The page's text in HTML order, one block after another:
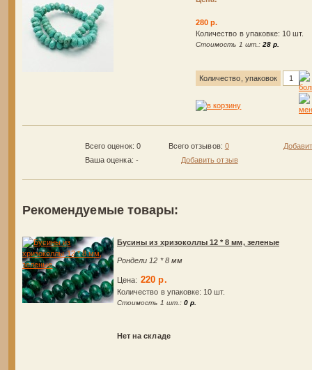
280 р.
Количество в упаковке: 10 шт.
Стоимость 1 шт.: 28 р.
Количество, упаковок
Всего оценок: 0
Ваша оценка: -
Всего отзывов: 0
Добавить отзыв
Рекомендуемые товары:
Бусины из хризоколлы 12 * 8 мм, зеленые
Рондели 12 * 8 мм
Цена: 220 р.
Количество в упаковке: 10 шт.
Стоимость 1 шт.: 0 р.
Нет на складе